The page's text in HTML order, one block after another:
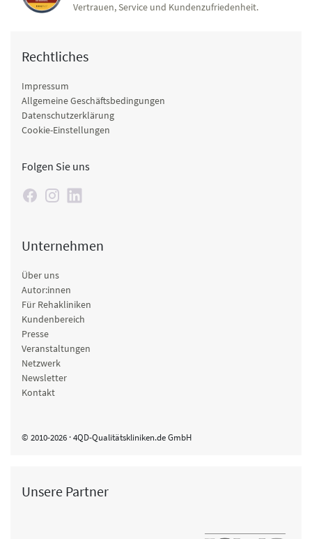
Vertrauen, Service und Kundenzufriedenheit.
Rechtliches
Impressum
Allgemeine Geschäftsbedingungen
Datenschutzerklärung
Cookie-Einstellungen
Folgen Sie uns
Unternehmen
Über uns
Autor:innen
Für Rehakliniken
Kundenbereich
Presse
Veranstaltungen
Netzwerk
Newsletter
Kontakt
© 2010-2026 · 4QD-Qualitätskliniken.de GmbH
Unsere Partner